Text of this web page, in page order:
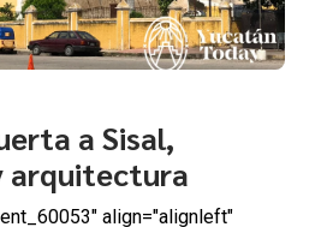
a Sisal,
arquitectura
align="alignleft"